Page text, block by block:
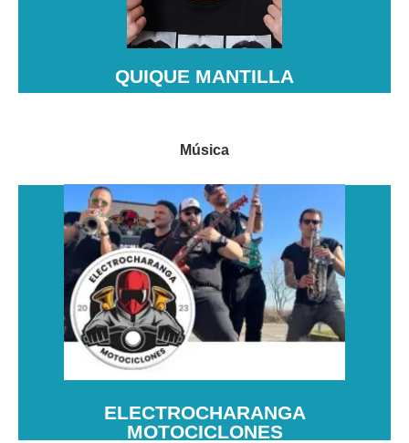
QUIQUE MANTILLA
Música
ELECTROCHARANGA
MOTOCICLONES
ELECTROCHARANGA
MOTOCICLONES
Electrocharanga Motociclon es un grupo que fusiona
música electrónica con charanga, creando un estilo festivo
y energético.